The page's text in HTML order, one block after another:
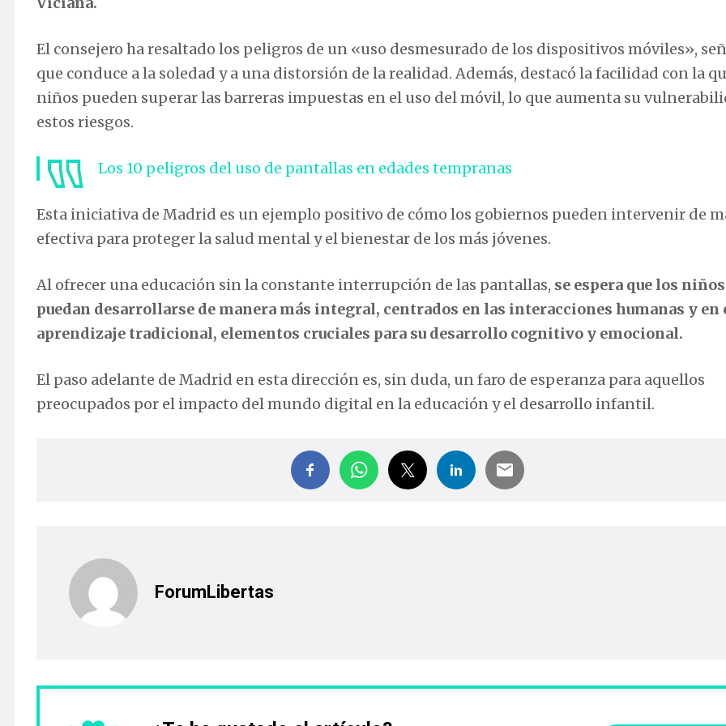
El consejero ha resaltado los peligros de un «uso desmesurado de los dispositivos móviles»,
que conduce a la soledad y a una distorsión de la realidad. Además, destacó la facilidad con la
niños pueden superar las barreras impuestas en el uso del móvil, lo que aumenta su
estos riesgos.
Los 10 peligros del uso de pantallas en edades tempranas
Esta iniciativa de Madrid es un ejemplo positivo de cómo los gobiernos pueden intervenir de
efectiva para proteger la salud mental y el bienestar de los más jóvenes.
Al ofrecer una educación sin la constante interrupción de las pantallas, se espera que los niños
puedan desarrollarse de manera más integral, centrados en las interacciones humanas y en
aprendizaje tradicional, elementos cruciales para su desarrollo cognitivo y emocional.
El paso adelante de Madrid en esta dirección es, sin duda, un faro de esperanza para aquellos
preocupados por el impacto del mundo digital en la educación y el desarrollo infantil.
ForumLibertas